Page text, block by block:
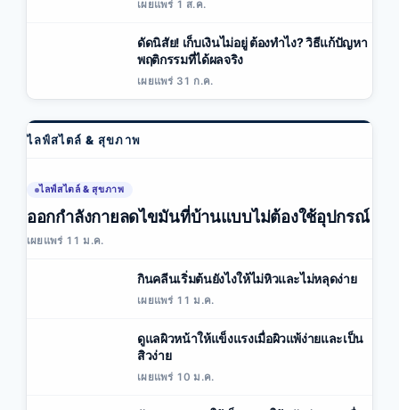
เผยแพร่ 1 ส.ค.
ดัดนิสัย! เก็บเงินไม่อยู่ ต้องทำไง? วิธีแก้ปัญหา
พฤติกรรมที่ได้ผลจริง
เผยแพร่ 31 ก.ค.
ไลฟ์สไตล์ & สุขภาพ
ไลฟ์สไตล์ & สุขภาพ
ออกกำลังกายลดไขมันที่บ้านแบบไม่ต้องใช้อุปกรณ์
เผยแพร่ 11 ม.ค.
กินคลีนเริ่มต้นยังไงให้ไม่หิวและไม่หลุดง่าย
เผยแพร่ 11 ม.ค.
ดูแลผิวหน้าให้แข็งแรงเมื่อผิวแพ้ง่ายและเป็น
สิวง่าย
เผยแพร่ 10 ม.ค.